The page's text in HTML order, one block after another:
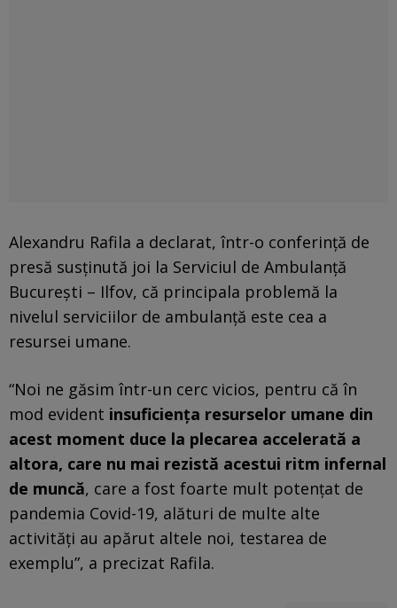
Alexandru Rafila a declarat, într-o conferinţă de
presă susţinută joi la Serviciul de Ambulanţă
Bucureşti – Ilfov, că principala problemă la
nivelul serviciilor de ambulanţă este cea a
resursei umane.
“Noi ne găsim într-un cerc vicios, pentru că în
mod evident insuficienţa resurselor umane din
acest moment duce la plecarea accelerată a
altora, care nu mai rezistă acestui ritm infernal
de muncă, care a fost foarte mult potenţat de
pandemia Covid-19, alături de multe alte
activităţi au apărut altele noi, testarea de
exemplu”, a precizat Rafila.